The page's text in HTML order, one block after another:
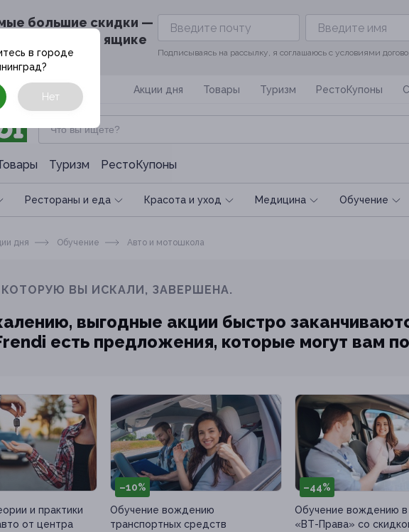
большие скидки —
почтовом ящике
Подписываясь на рассылку, я соглашаюсь с условиями
Акции дня Товары Туризм РестоКупоны
Туризм РестоКупоны
Рестораны и еда Красота и уход Медицина Обучение
в городе
?
Нет
дня Обучение Авто и мотошкола
ВЫ ИСКАЛИ, ЗАВЕРШЕНА.
выгодные акции быстро
есть предложения, которые могут вам
и практики
от центра
–10%
Обучение вождению
транспортных средств
–44%
Обучение вождению в
«ВТ-Права» со